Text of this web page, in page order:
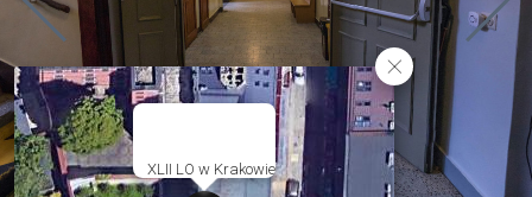
XLII LO w Krakowie